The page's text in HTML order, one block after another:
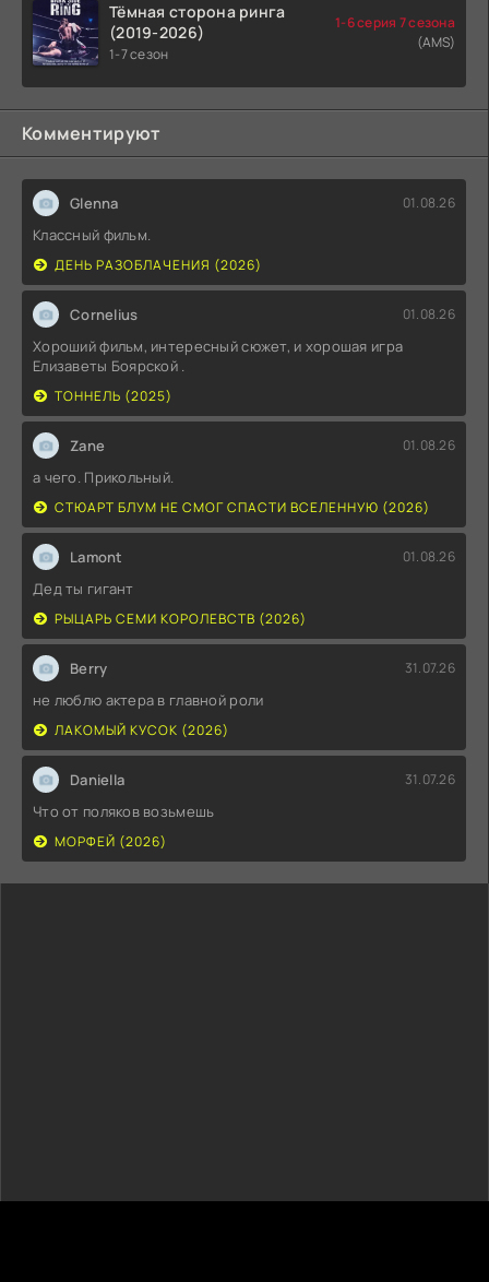
Тёмная сторона ринга
(2019-2026)
1-7 сезон
1-6 серия 7 сезона
(AMS)
Комментируют
Glenna 01.08.26
Классный фильм.
ДЕНЬ РАЗОБЛАЧЕНИЯ (2026)
Cornelius 01.08.26
Хороший фильм, интересный сюжет, и хорошая игра
Елизаветы Боярской .
ТОННЕЛЬ (2025)
Zane 01.08.26
а чего. Прикольный.
СТЮАРТ БЛУМ НЕ СМОГ СПАСТИ ВСЕЛЕННУЮ (2026)
Lamont 01.08.26
Дед ты гигант
РЫЦАРЬ СЕМИ КОРОЛЕВСТВ (2026)
Berry 31.07.26
не люблю актера в главной роли
ЛАКОМЫЙ КУСОК (2026)
Daniella 31.07.26
Что от поляков возьмешь
МОРФЕЙ (2026)